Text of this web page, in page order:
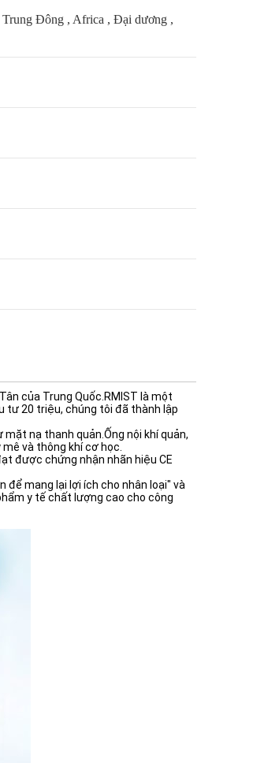
Đông , Africa , Đại dương ,
của Trung Quốc.RMIST là một
tư 20 triệu, chúng tôi đã thành lập
nạ thanh quản.Ống nội khí quản,
và thông khí cơ học.
được chứng nhận nhãn hiệu CE
mang lại lợi ích cho nhân loại" và
y tế chất lượng cao cho công